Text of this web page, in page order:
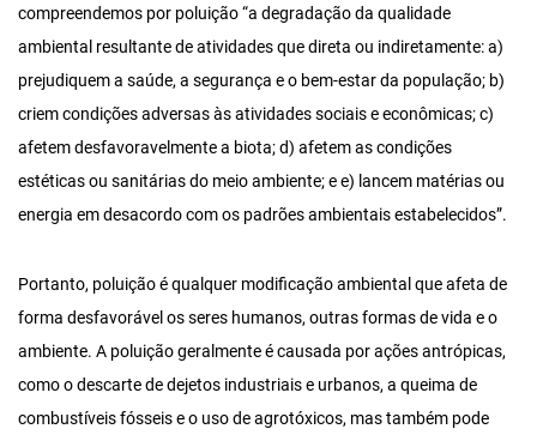
compreendemos por poluição “a degradação da qualidade
ambiental resultante de atividades que direta ou indiretamente: a)
prejudiquem a saúde, a segurança e o bem-estar da população; b)
criem condições adversas às atividades sociais e econômicas; c)
afetem desfavoravelmente a biota; d) afetem as condições
estéticas ou sanitárias do meio ambiente; e e) lancem matérias ou
energia em desacordo com os padrões ambientais estabelecidos”.
Portanto, poluição é qualquer modificação ambiental que afeta de
forma desfavorável os seres humanos, outras formas de vida e o
ambiente. A poluição geralmente é causada por ações antrópicas,
como o descarte de dejetos industriais e urbanos, a queima de
combustíveis fósseis e o uso de agrotóxicos, mas também pode